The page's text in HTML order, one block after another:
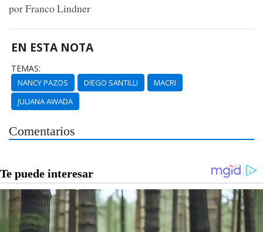
por Franco Lindner
EN ESTA NOTA
TEMAS:
NANCY PAZOS DIEGO SANTILLI
MACRI
JULIANA AWADA
Comentarios